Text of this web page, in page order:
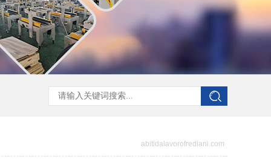
abitidalavorofrediani.com